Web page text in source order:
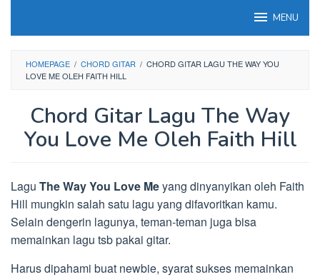
MENU
HOMEPAGE / CHORD GITAR / CHORD GITAR LAGU THE WAY YOU
LOVE ME OLEH FAITH HILL
Chord Gitar Lagu The Way
You Love Me Oleh Faith Hill
Lagu The Way You Love Meyang dinyanyikan oleh Faith
Hill mungkin salah satu lagu yang difavoritkan kamu.
Selain dengerin lagunya, teman-teman juga bisa
memainkan lagu tsb pakai gitar.
Harus dipahami buat newbie, syarat sukses memainkan